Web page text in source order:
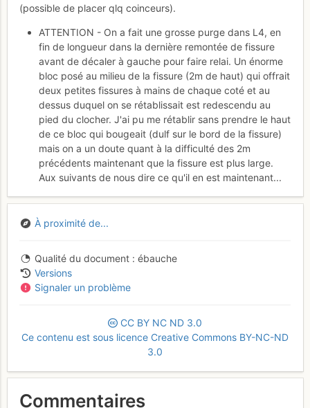
(possible de placer qlq coinceurs).
ATTENTION - On a fait une grosse purge dans L4, en
fin de longueur dans la dernière remontée de fissure
avant de décaler à gauche pour faire relai. Un énorme
bloc posé au milieu de la fissure (2m de haut) qui offrait
deux petites fissures à mains de chaque coté et au
dessus duquel on se rétablissait est redescendu au
pied du clocher. J'ai pu me rétablir sans prendre le haut
de ce bloc qui bougeait (dulf sur le bord de la fissure)
mais on a un doute quant à la difficulté des 2m
précédents maintenant que la fissure est plus large.
Aux suivants de nous dire ce qu'il en est maintenant...
À proximité de...
Qualité du document
ébauche
Versions
Signaler un problème
CC BY NC ND 3.0
Ce contenu est sous licence Creative Commons BY-NC-ND
3.0
Commentaires